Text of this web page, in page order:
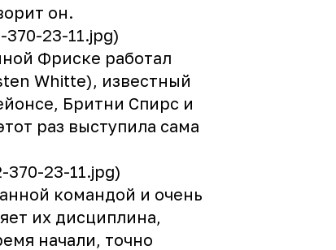
он.
23-11.jpg)
Фриске работал
Whitte), известный
Бритни Спирс и
раз выступила сама
23-11.jpg)
командой и очень
их дисциплина,
начали, точно